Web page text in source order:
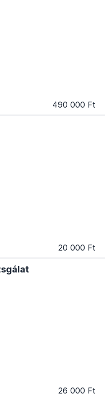
490 000 Ft
20 000 Ft
26 000 Ft